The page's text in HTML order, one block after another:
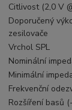
Citlivost (2,0 V
Doporučený
zesilovače
Vrchol SPL
Nominální
Minimální
Frekvenční
Rozšíření basů